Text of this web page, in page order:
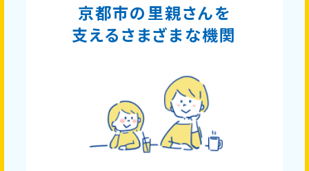
京都市の里親さんを
支えるさまざまな機関